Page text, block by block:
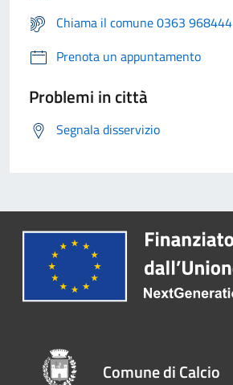
Chiama il comune 0363 968444
Prenota un appuntamento
Problemi in città
Segnala disservizio
Comune di Calcio